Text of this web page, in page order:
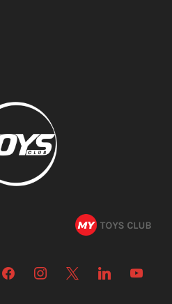
facebookinstagram linkedin youtube